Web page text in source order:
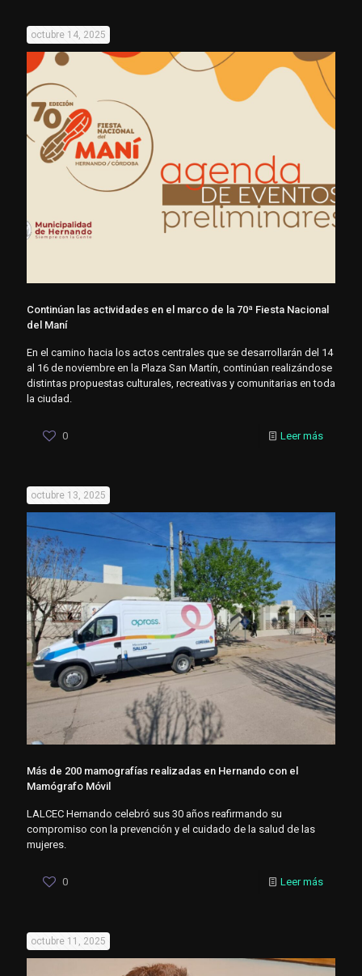
octubre 14, 2025
Continúan las actividades en el marco de la 70ª Fiesta Nacional
del Maní
En el camino hacia los actos centrales que se desarrollarán del 14
al 16 de noviembre en la Plaza San Martín, continúan realizándose
distintas propuestas culturales, recreativas y comunitarias en toda
la ciudad.
0 Leer más
octubre 13, 2025
Más de 200 mamografías realizadas en Hernando con el
Mamógrafo Móvil
LALCEC Hernando celebró sus 30 años reafirmando su
compromiso con la prevención y el cuidado de la salud de las
mujeres.
0 Leer más
octubre 11, 2025